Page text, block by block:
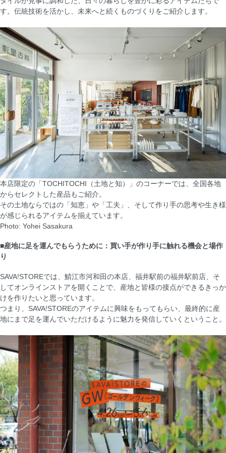
す。伝統技術を活かし、未来へと続くものづくりをご紹介します。
本店限定の「TOCHITOCHI（土地と知）」のコーナーでは、全国各地
からセレクトした産品もご紹介。
その土地ならではの「知恵」や「工夫」、そして作り手の思考や生き様
が感じられるアイテムを揃えています。
Photo: Yohei Sasakura
■産地に足を運んでもらうために：買い手が作り手に触れる機会と場作
り
SAVA!STOREでは、鯖江市河和田の本店、福井駅前の福井駅前店、そ
してオンラインストアを開くことで、産地と皆様の接点ができるきっか
けを作りたいと思っています。
つまり、SAVA!STOREのアイテムに興味をもってもらい、最終的に産
地にまで足を運んでいただけるように魅力を発信していくということ。